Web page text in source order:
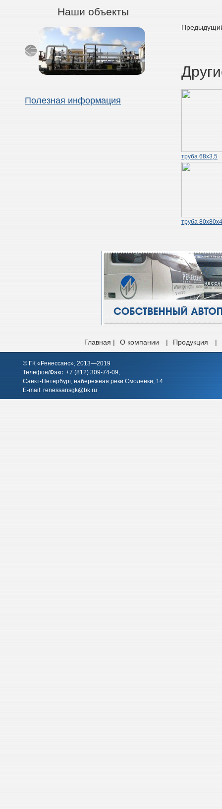
Наши объекты
Полезная информация
труба 68х3,5
труба
Главная | О компании | Продукция |
© ГК «Ренессанс», 2013—2019
Телефон/Факс: +7 (812) 309-74-09,
Санкт-Петербург, набережная реки Смоленки, 14
E-mail: renessansgk@bk.ru